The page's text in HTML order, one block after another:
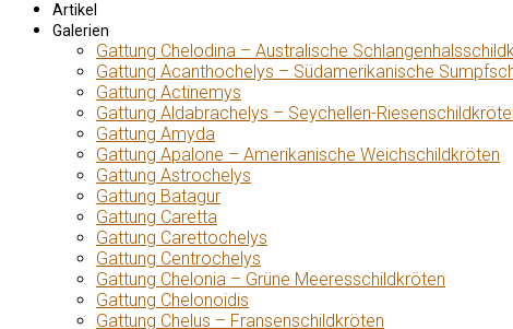
Artikel
Galerien
Gattung Chelodina – Australische
Gattung Acanthochelys – Südamerikanische
Gattung Actinemys
Gattung Aldabrachelys – Seychellen-
Gattung Amyda
Gattung Apalone – Amerikanische Weichschildkröten
Gattung Astrochelys
Gattung Batagur
Gattung Caretta
Gattung Carettochelys
Gattung Centrochelys
Gattung Chelonia – Grüne Meeresschildkröten
Gattung Chelonoidis
Gattung Chelus – Fransenschildkröten